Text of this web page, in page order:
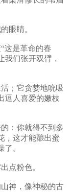
眼睛。
是革命的春
我们张开双臂，
；它贪婪地吮吸
逗人喜爱的嫩枝
：你就得不到多
，这才能酿出蜜
。
点粉色。
神，像神秘的古